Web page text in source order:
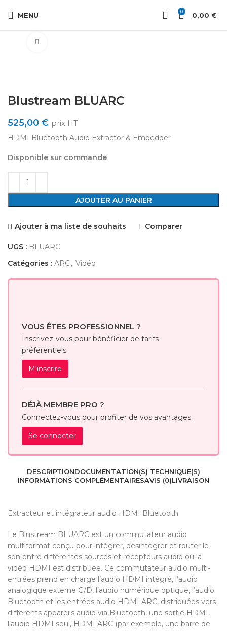
MENU 0 0,00 €
Blustream BLUARC
525,00 € prix HT
HDMI Bluetooth Audio Extractor & Embedder
Disponible sur commande
AJOUTER AU PANIER
Ajouter à ma liste de souhaits Comparer
UGS : BLUARC
Catégories : ARC, Vidéo
VOUS ÊTES PROFESSIONNEL ?
Inscrivez-vous pour bénéficier de tarifs
préférentiels.
M'inscrire
DÉJÀ MEMBRE PRO ?
Connectez-vous pour profiter de vos avantages.
Se connecter
DESCRIPTIONDOCUMENTATION(S) TECHNIQUE(S)
INFORMATIONS COMPLÉMENTAIRESAVIS (0)LIVRAISON
Extracteur et intégrateur audio HDMI Bluetooth
Le Blustream BLUARC est un commutateur audio
multiformat conçu pour intégrer, désintégrer et router le
son entre différentes sources et récepteurs audio où la
vidéo HDMI est distribuée. Ce commutateur audio multi-
entrées prend en charge l’audio HDMI intégré, l’audio
analogique externe G/D, l’audio numérique optique, l’audio
Bluetooth et les entrées audio HDMI ARC, distribuées vers
différents appareils audio via Bluetooth, une sortie HDMI,
l’audio HDMI seul, HDMI ARC (par exemple, une barre de